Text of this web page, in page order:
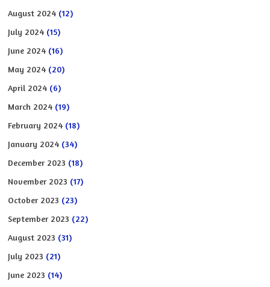
August 2024 (12)
July 2024 (15)
June 2024 (16)
May 2024 (20)
April 2024 (6)
March 2024 (19)
February 2024 (18)
January 2024 (34)
December 2023 (18)
November 2023 (17)
October 2023 (23)
September 2023 (22)
August 2023 (31)
July 2023 (21)
June 2023 (14)